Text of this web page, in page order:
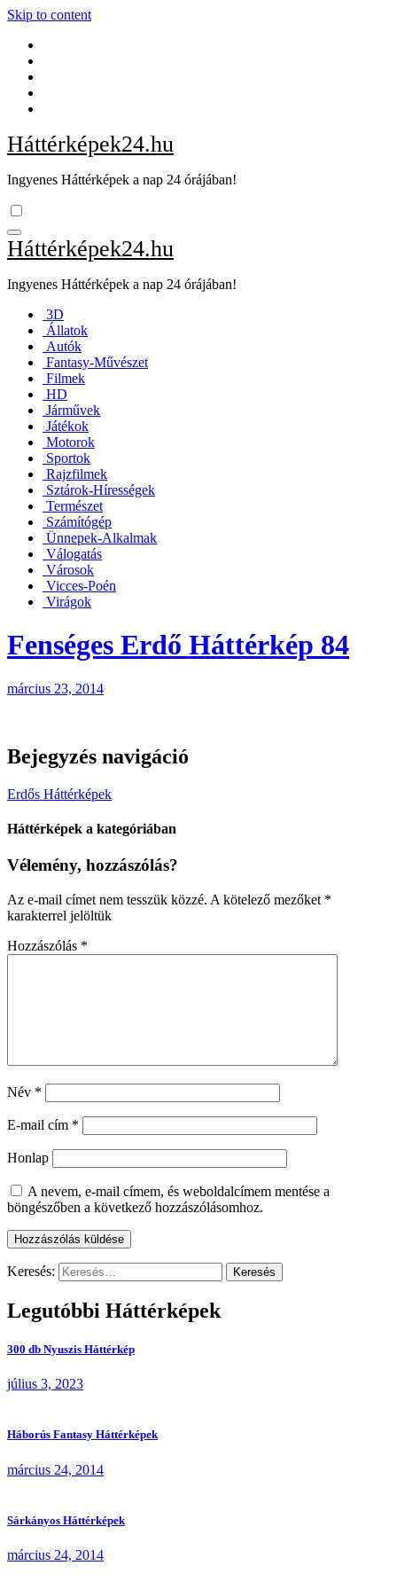
Skip to content
Háttérképek24.hu
Ingyenes Háttérképek a nap 24 órájában!
Háttérképek24.hu
Ingyenes Háttérképek a nap 24 órájában!
3D
Állatok
Autók
Fantasy-Művészet
Filmek
HD
Járművek
Játékok
Motorok
Sportok
Rajzfilmek
Sztárok-Hírességek
Természet
Számítógép
Ünnepek-Alkalmak
Válogatás
Városok
Vicces-Poén
Virágok
Fenséges Erdő Háttérkép 84
március 23, 2014
Bejegyzés navigáció
Erdős Háttérképek
Háttérképek a kategóriában
Vélemény, hozzászólás?
Az e-mail címet nem tesszük közzé. A kötelező mezőket *
karakterrel jelöltük
Hozzászólás *
Név *
E-mail cím *
Honlap
A nevem, e-mail címem, és weboldalcímem mentése a
böngészőben a következő hozzászólásomhoz.
Keresés:
Legutóbbi Háttérképek
300 db Nyuszis Háttérkép
július 3, 2023
Háborús Fantasy Háttérképek
március 24, 2014
Sárkányos Háttérképek
március 24, 2014